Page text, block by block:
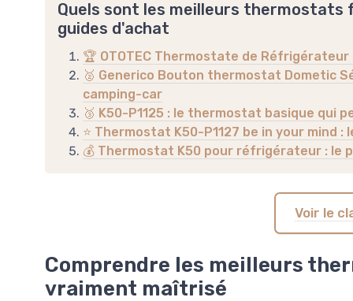
Quels sont les meilleurs
guides d'achat
🏆 OTOTEC Thermostate de
🥈 Generico Bouton thermostat Dometic
camping-car
🥉 K50-P1125 : le thermostat basique qui
⭐ Thermostat K50-P1127 be in your
💰 Thermostat K50 pour réfrigérateur :
Voir le
Comprendre les meilleurs
vraiment maîtrisé